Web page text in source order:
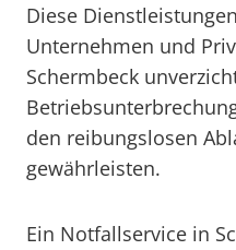
Diese
Unternehmen und
Schermbeck
den reibungslosen
gewährleisten.
Ein Notfallservice in